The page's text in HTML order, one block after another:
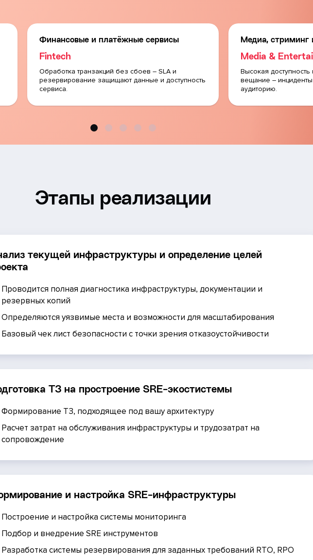
Финансовые и платёжные сервисы
Fintech
Обработка транзакций без сбоев – SLA и
резервирование защищают данные и доступность
сервиса.
Медиа,
Media &
Высокая доступность
вещание –
аудиторию.
Этапы реализации
текущей инфраструктуры и определение целей
Проводится полная диагностика инфраструктуры, документации и
резервных копий
Определяются уязвимые места и возможности для масштабирования
Базовый чек лист безопасности с точки зрения отказоустойчивости
ТЗ на простроение SRE-экостистемы
Формирование ТЗ, подходящее под вашу архитектуру
Расчет затрат на обслуживания инфраструктуры и трудозатрат на
сопровождение
и настройка SRE-инфраструктуры
Построение и настройка системы мониторинга
Подбор и внедрение SRE инструментов
Разработка системы резервирования для заданных требований RTO, RPO